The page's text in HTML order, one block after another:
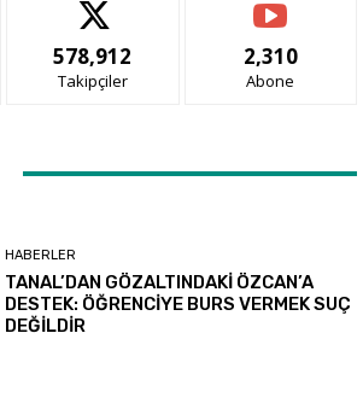
578,912
Takipçiler
2,310
Abone
HABERLER
TANAL’DAN GÖZALTINDAKİ ÖZCAN’A
DESTEK: ÖĞRENCİYE BURS VERMEK SUÇ
DEĞİLDİR